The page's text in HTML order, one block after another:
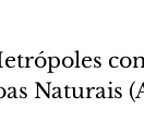
Naturais